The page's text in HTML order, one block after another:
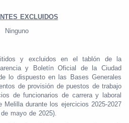
EXCLUIDOS
Ninguno
y excluidos en el tablón de la
y Boletín Oficial de la Ciudad
lo dispuesto en las Bases Generales
de provisión de puestos de trabajo
de funcionarios de carrera y laboral
Melilla durante los ejercicios 2025-2027
mayo de 2025).